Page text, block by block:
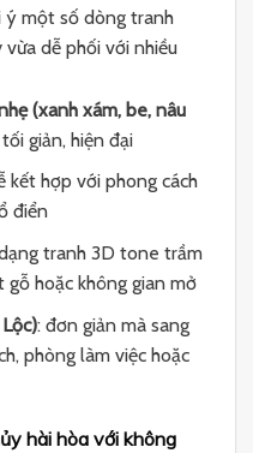
ý một số dòng tranh
dễ phối với nhiều
(xanh xám, be, nâu
giản, hiện đại
kết hợp với phong cách
điển
tranh 3D tone trầm
hoặc không gian mở
: đơn giản mà sang
phòng làm việc hoặc
hài hòa với không